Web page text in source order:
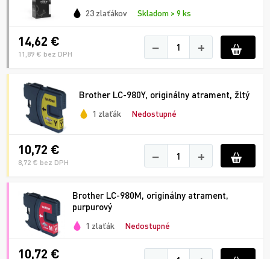
23 zlaťákov Skladom > 9 ks
14,62 €
11,89 € bez DPH − +
Brother LC-980Y, originálny atrament, žltý
1 zlaťák Nedostupné
10,72 €
8,72 € bez DPH − +
Brother LC-980M, originálny atrament,
purpurový
1 zlaťák Nedostupné
10,72 €